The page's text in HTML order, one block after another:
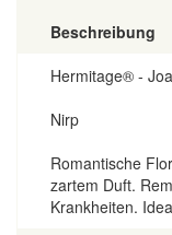
Beschreibung
Hermitage® -
Nirp
Romantische
zartem Duft.
Krankheiten.